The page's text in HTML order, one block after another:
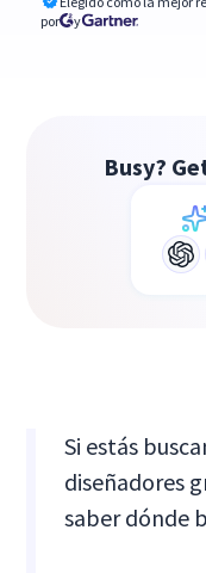
por
y
Busy?
Si estás
diseñadores
saber dónde